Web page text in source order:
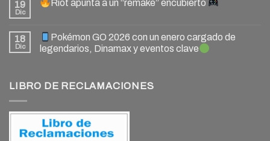
19
Dic
Riot apunta a un “remake” encubierto
18
Dic
Pokémon GO 2026 con un enero cargado de
legendarios, Dinamax y eventos clave
LIBRO DE RECLAMACIONES